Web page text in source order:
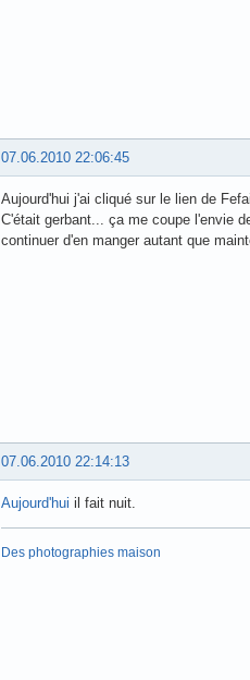
07.06.2010 22:06:45
Aujourd'hui j'ai cliqué sur le lien de
C'était gerbant... ça me coupe l'envie
continuer d'en manger autant que
07.06.2010 22:14:13
Aujourd'hui il fait nuit.
Des photographies maison